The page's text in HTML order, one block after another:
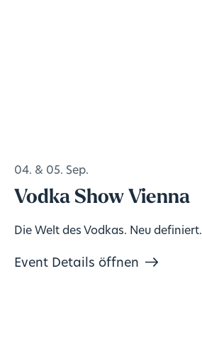
04. & 05. Sep.
Vodka Show Vienna
Die Welt des Vodkas. Neu definiert.
Event Details öffnen